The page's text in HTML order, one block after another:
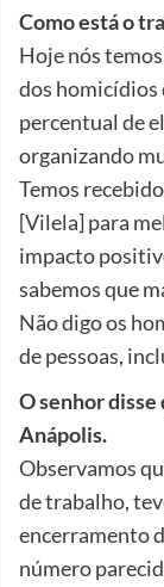
Como está o
Hoje nós
dos homicídios
percentual de
organizando
Temos
[Vilela] para
impacto
sabemos que
Não digo os
de pessoas,
O senhor
Anápolis.
Observamos
de trabalho,
encerramento
número